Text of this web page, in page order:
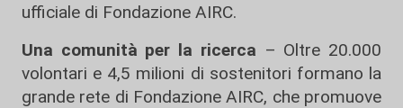
ufficiale di Fondazione AIRC.
Una comunità per la ricerca – Oltre 20.000
volontari e 4,5 milioni di sostenitori formano la
grande rete di Fondazione AIRC, che promuove